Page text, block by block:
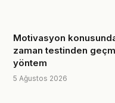
Motivasyon
zaman testinden
yöntem
5 Ağustos 2026